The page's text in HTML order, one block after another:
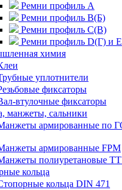
Ремни профиль А
Ремни профиль В(Б)
Ремни профиль С(В)
Ремни профиль D(Г) и
химия
уплотнители
фиксаторы
втулочные фиксаторы
манжеты, сальники
армированные по
армированные FPM
полиуретановые
кольца
кольца DIN 471